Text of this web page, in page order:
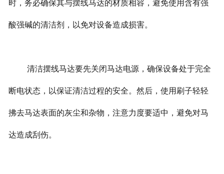
时，务必确保其与摆线马达的材质相容，避免使用含有强
酸强碱的清洁剂，以免对设备造成损害。
清洁摆线马达要先关闭马达电源，确保设备处于完全
断电状态，以保证清洁过程的安全。然后，使用刷子轻轻
拂去马达表面的灰尘和杂物，注意力度要适中，避免对马
达造成刮伤。